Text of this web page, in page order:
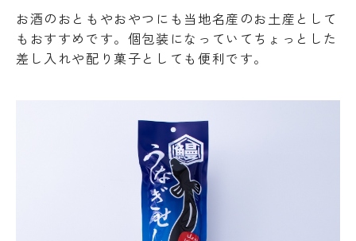
お酒のおともやおやつにも当地名産のお土産として
もおすすめです。個包装になっていてちょっとした
差し入れや配り菓子としても便利です。